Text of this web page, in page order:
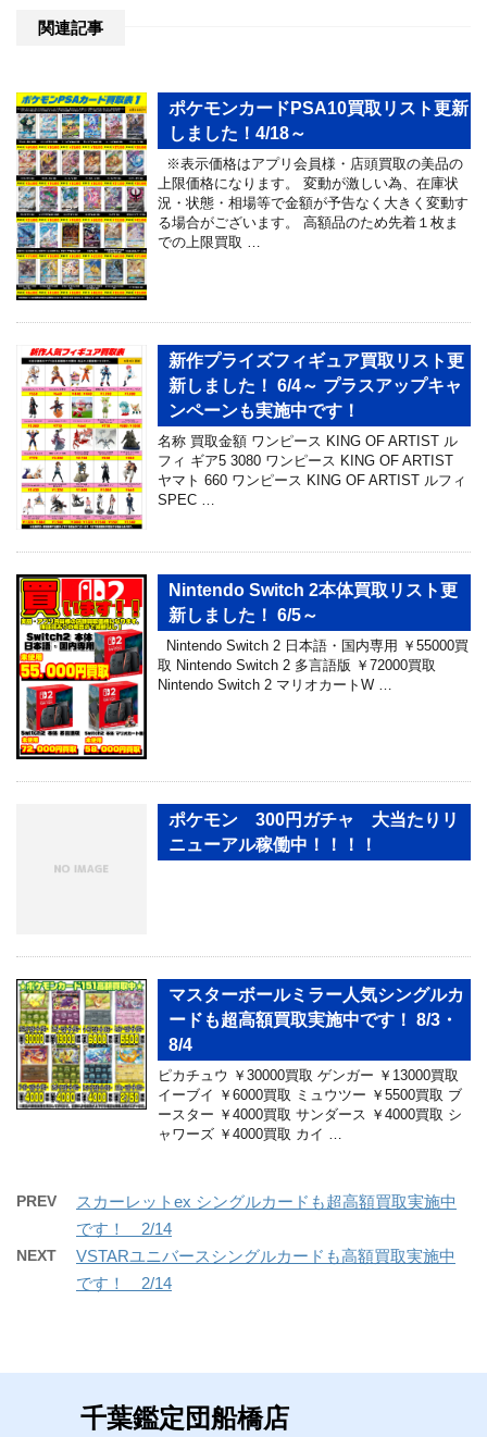
関連記事
ポケモンカードPSA10買取リスト更新
しました！4/18～
※表示価格はアプリ会員様・店頭買取の美品の
上限価格になります。 変動が激しい為、在庫状
況・状態・相場等で金額が予告なく大きく変動す
る場合がございます。 高額品のため先着１枚ま
での上限買取 …
新作プライズフィギュア買取リスト更
新しました！ 6/4～ プラスアップキャ
ンペーンも実施中です！
名称 買取金額 ワンピース KING OF ARTIST ル
フィ ギア5 3080 ワンピース KING OF ARTIST
ヤマト 660 ワンピース KING OF ARTIST ルフィ
SPEC …
Nintendo Switch 2本体買取リスト更
新しました！ 6/5～
Nintendo Switch 2 日本語・国内専用 ￥55000買
取 Nintendo Switch 2 多言語版 ￥72000買取
Nintendo Switch 2 マリオカートW …
ポケモン 300円ガチャ 大当たりリ
ニューアル稼働中！！！！
マスターボールミラー人気シングルカ
ードも超高額買取実施中です！ 8/3・
8/4
ピカチュウ ￥30000買取 ゲンガー ￥13000買取
イーブイ ￥6000買取 ミュウツー ￥5500買取 ブ
ースター ￥4000買取 サンダース ￥4000買取 シ
ャワーズ ￥4000買取 カイ …
PREV
スカーレットex シングルカードも超高額買取実施中
です！ 2/14
NEXT
VSTARユニバースシングルカードも高額買取実施中
です！ 2/14
千葉鑑定団船橋店